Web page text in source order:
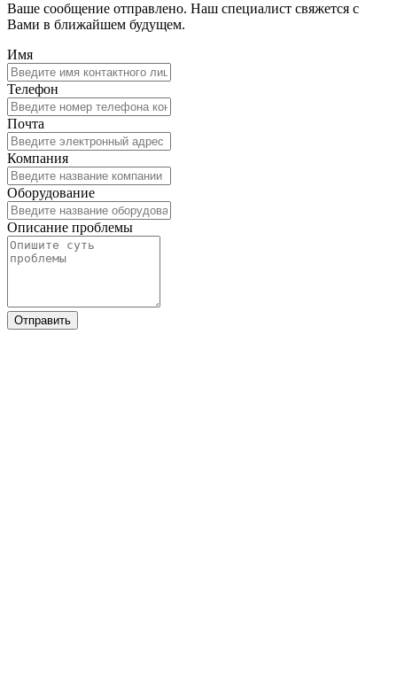
Ваше сообщение отправлено. Наш специалист свяжется с
Вами в ближайшем будущем.
Имя
Телефон
Почта
Компания
Оборудование
Описание проблемы